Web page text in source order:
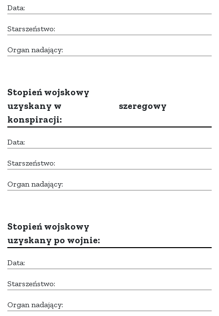
Data:
Starszeństwo:
Organ nadający:
Stopień wojskowy
uzyskany w
konspiracji:
szeregowy
Data:
Starszeństwo:
Organ nadający:
Stopień wojskowy
uzyskany po wojnie:
Data:
Starszeństwo:
Organ nadający: